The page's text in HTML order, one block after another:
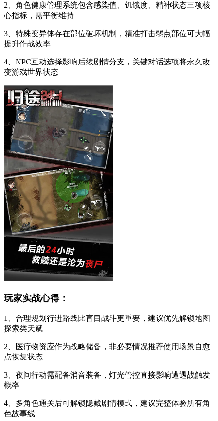
2、角色健康管理系统包含感染值、饥饿度、精神状态三项核
心指标，需平衡维持
3、特殊变异体存在部位破坏机制，精准打击弱点部位可大幅
提升作战效率
4、NPC互动选择影响后续剧情分支，关键对话选项将永久改
变游戏世界状态
玩家实战心得：
1、合理规划行进路线比盲目战斗更重要，建议优先解锁地图
探索类天赋
2、医疗物资应作为战略储备，非必要情况推荐使用场景自愈
点恢复状态
3、夜间行动需配备消音装备，灯光管控直接影响遭遇战触发
概率
4、多角色通关后可解锁隐藏剧情模式，建议完整体验所有角
色故事线